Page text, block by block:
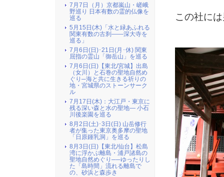
この社に
7月7日（月）京都嵐山・嵯峨
野巡り 日本有数の霊的仏像を
巡る
5月15日(木)「水と緑あふれる
関東有数の古刹――深大寺を
巡る」
7月6日(日)･21日(月･休) 関東
屈指の霊山「御岳山」を巡る
7月6日(日)【東北/宮城】出島
（女川）と石巻の聖地自然め
ぐり─海と共に生きる祈りの
地・宮城県のストーンサーク
ル
7月17日(木)：大江戸・東京に
残る深い森と水の聖地― 小石
川後楽園を巡る
8月2日(土)･3日(日) 山岳修行
者が集った東京奥多摩の聖地
「日原鍾乳洞」を巡る
8月3日(日)【東北/仙台】松島
湾に浮かぶ離島・浦戸諸島の
聖地自然めぐり──ゆったりし
た「島時間」流れる離島で
の、砂浜と森歩き